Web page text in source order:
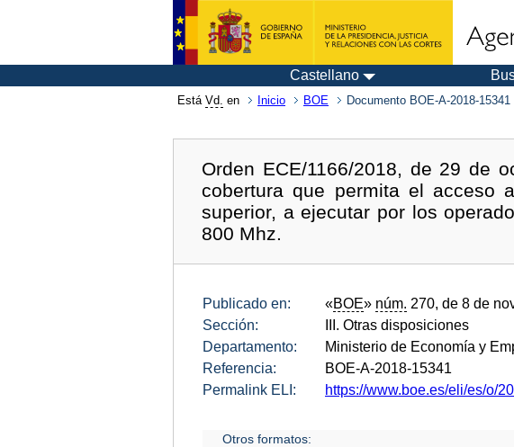
Castellano
Está Vd. en Inicio BOE Documento BOE-A-2018-15341
Orden ECE/1166/2018, de 29 de
cobertura que permita el acceso
superior, a ejecutar por los
800 Mhz.
Publicado en: «BOE» núm. 270, de 8 de
Sección:
III. Otras disposiciones
Departamento:
Ministerio de Economía y
Referencia:
BOE-A-2018-15341
Permalink ELI:
https://www.boe.es/eli/es/o/
Otros formatos: